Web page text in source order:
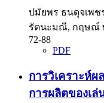
ปมัยพร ธนดุจเพ
รัตนะมณี, กฤษณ์
72-88
PDF
การวิเคราะห์ผ
การผลิตของเ